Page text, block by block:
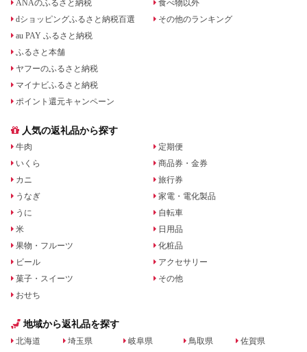
ANAのふるさと納税
dショッピングふるさと納税百選
au PAY ふるさと納税
ふるさと本舗
ヤフーのふるさと納税
マイナビふるさと納税
ポイント還元キャンペーン
食べ物以外
その他のランキング
人気の返礼品から探す
牛肉
いくら
カニ
うなぎ
うに
米
果物・フルーツ
ビール
菓子・スイーツ
おせち
定期便
商品券・金券
旅行券
家電・電化製品
自転車
日用品
化粧品
アクセサリー
その他
地域から返礼品を探す
北海道
埼玉県
岐阜県
鳥取県
佐賀県